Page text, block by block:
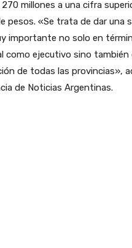
millones a una cifra
pesos. «Se trata de dar una
importante no solo en
como ejecutivo sino también
de todas las provincias»,
de Noticias Argentinas.